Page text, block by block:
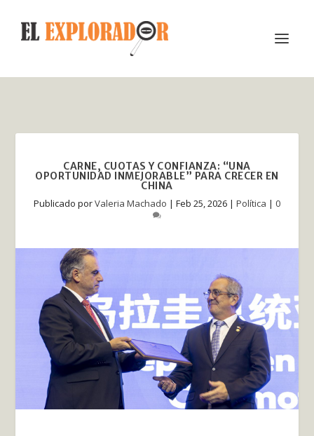
CARNE, CUOTAS Y CONFIANZA: “UNA
OPORTUNIDAD INMEJORABLE” PARA CRECER EN
CHINA
Publicado porValeria Machado | Feb 25, 2026 | Política | 0